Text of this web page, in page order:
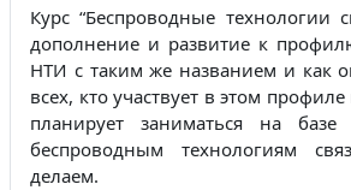
Курс “Беспроводные технологии
дополнение и развитие к
НТИ с таким же названием и как
всех, кто участвует в этом
планирует заниматься на
беспроводным технологиям
делаем.